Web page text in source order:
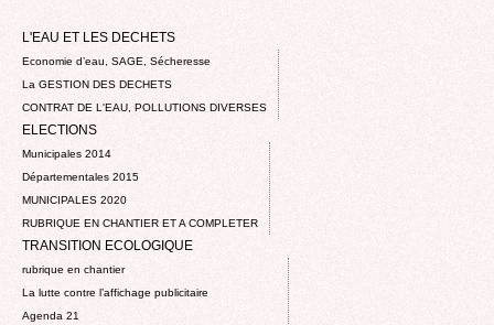
L'EAU ET LES DECHETS
Economie d’eau, SAGE, Sécheresse
La GESTION DES DECHETS
CONTRAT DE L'EAU, POLLUTIONS DIVERSES
ELECTIONS
Municipales 2014
Départementales 2015
MUNICIPALES 2020
RUBRIQUE EN CHANTIER ET A COMPLETER
TRANSITION ECOLOGIQUE
rubrique en chantier
La lutte contre l’affichage publicitaire
Agenda 21